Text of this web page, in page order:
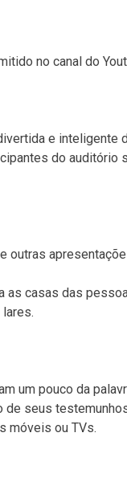
no canal do
e inteligente
do auditório
outras
as casas das
um pouco da
de seus
móveis ou TVs.